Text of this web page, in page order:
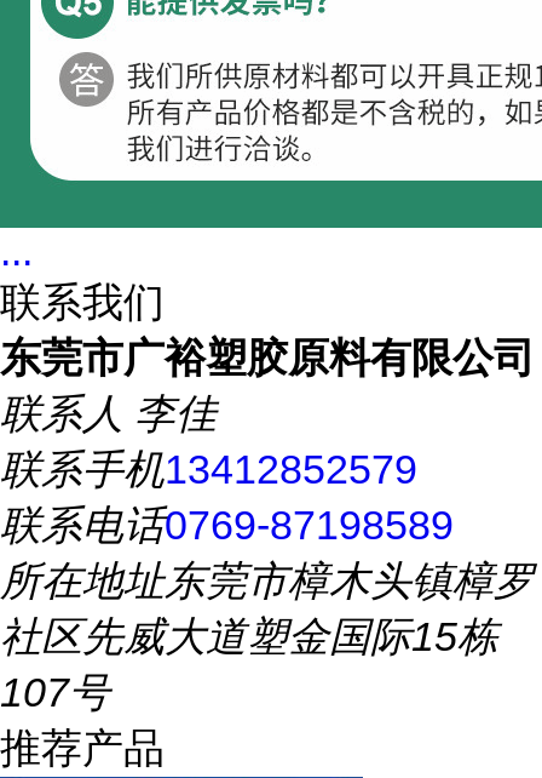
...
联系我们
东莞市广裕塑胶原料有限公司
联系人 李佳
联系手机13412852579
联系电话0769-87198589
所在地址东莞市樟木头镇樟罗
社区先威大道塑金国际15栋
107号
推荐产品